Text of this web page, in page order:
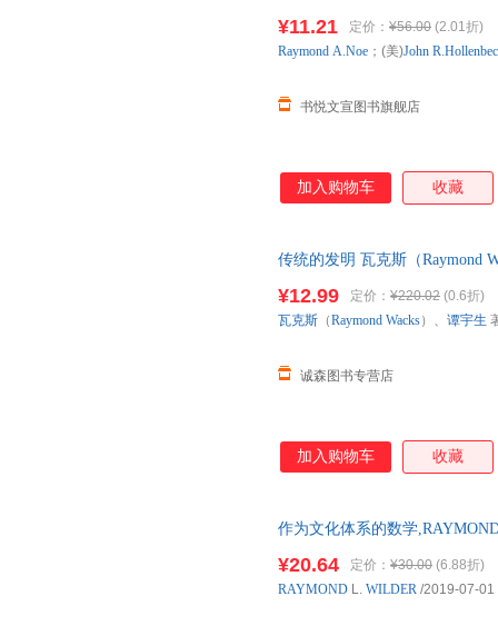
可开发票,放心选购
¥11.21 定价： ¥56.00 (2.01折)
书悦文宣图书旗舰店
Raymond A.Noe ；(美)John
加入购物车 收藏
传统的发明 瓦克斯（Raymond
¥12.99 定价： ¥220.02 (0.6折)
诚森图书专营店
瓦克斯 （Raymond Wacks）、 谭宇生
加入购物车 收藏
作为文化体系的数学
优惠咨询：13284178503
¥20.64 定价： ¥30.00 (6.88折)
RAYMOND L. WILDER /2019-07-01